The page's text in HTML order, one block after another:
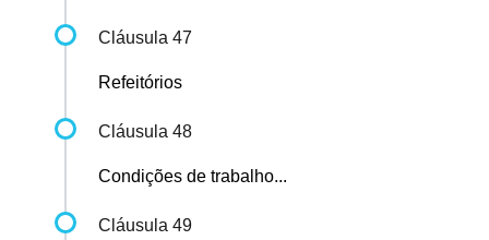
Cláusula 47
Refeitórios
Cláusula 48
Condições de trabalho...
Cláusula 49